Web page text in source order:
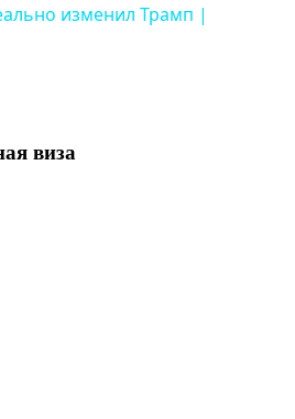
изменил Трамп |
виза